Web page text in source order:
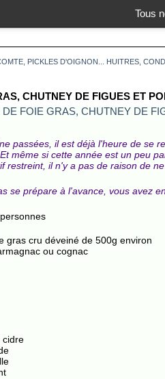
Tous
PICKLES D'OIGNON... HUITRES,
CHUTNEY DE FIGUES ET
passées, il est déjà l'heure de se
même si cette année est un peu
restreint, il n'y a pas de raison de
se prépare à l'avance, vous avez
gras cru déveiné de 500g environ
ou cognac
cidre